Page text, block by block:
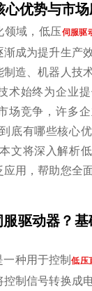
心优势与市
领域，低压伺服驱
成为提升生产
造、机器人技
术始终为企业
场竞争，许多
底有哪些核心
文将深入解析
用，帮助您全
驱动器？
种用于控制低压
制信号转换成